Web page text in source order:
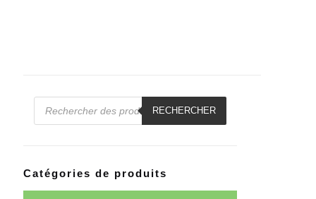
Recherche
RECHERCHER
Catégories de produits